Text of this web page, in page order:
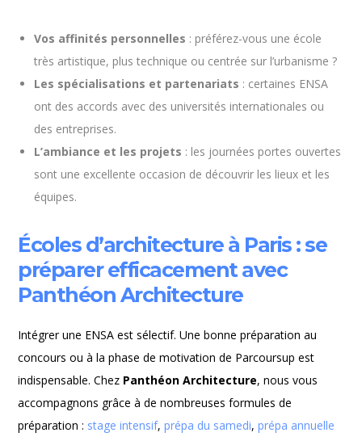
Vos affinités personnelles : préférez-vous une école
très artistique, plus technique ou centrée sur l’urbanisme ?
Les spécialisations et partenariats : certaines ENSA
ont des accords avec des universités internationales ou
des entreprises.
L’ambiance et les projets : les journées portes ouvertes
sont une excellente occasion de découvrir les lieux et les
équipes.
Écoles d’architecture à Paris : se
préparer efficacement avec
Panthéon Architecture
Intégrer une ENSA est sélectif. Une bonne préparation au
concours ou à la phase de motivation de Parcoursup est
indispensable. Chez Panthéon Architecture, nous vous
accompagnons grâce à de nombreuses formules de
préparation : stage intensif,prépa du samedi,prépa annuelle